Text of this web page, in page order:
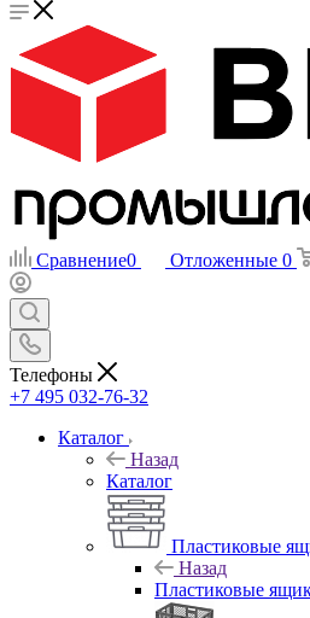
Сравнение0 Отложенные 0
Телефоны
+7 495 032-76-32
Каталог
Назад
Каталог
Пластиковые
Назад
Пластиковые